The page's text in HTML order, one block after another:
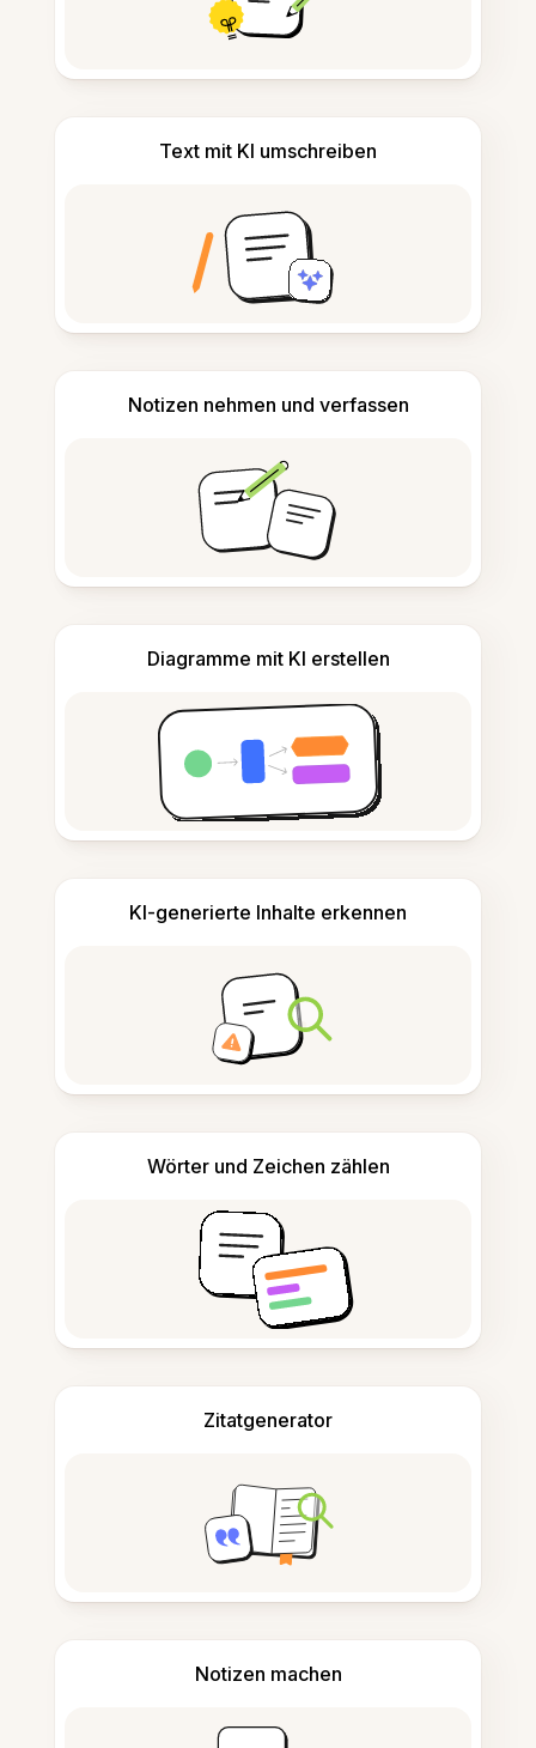
Text mit KI umschreiben
Notizen nehmen und verfassen
Diagramme mit KI erstellen
KI-generierte Inhalte erkennen
Wörter und Zeichen zählen
Zitatgenerator
Notizen machen